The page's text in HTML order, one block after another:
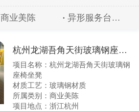
商业美陈 异形服务台吧台
杭州龙湖吾角天街玻璃钢座椅坐凳
项目名称：杭州龙湖吾角天街玻璃钢
座椅坐凳
材质工艺：玻璃钢材质
所属类别：商业美陈
项目地点：浙江杭州